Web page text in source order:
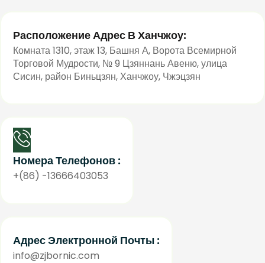
Расположение Адрес В Ханчжоу:
Комната 1310, этаж 13, Башня А, Ворота Всемирной
Торговой Мудрости, № 9 Цзяннань Авеню, улица
Сисин, район Биньцзян, Ханчжоу, Чжэцзян
Номера Телефонов :
+(86) -13666403053
Адрес Электронной Почты :
info@zjbornic.com